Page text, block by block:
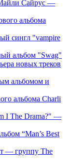
Сайрус —
альбома
сингл "vampire
альбом "Swag"
новых треков
альбомом и
альбома Charli
I The Drama?" —
“Man’s Best
— группу The